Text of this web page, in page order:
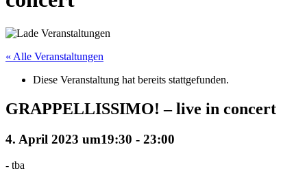
« Alle Veranstaltungen
Diese Veranstaltung hat bereits stattgefunden.
GRAPPELLISSIMO! – live in concert
4. April 2023 um19:30 - 23:00
- tba